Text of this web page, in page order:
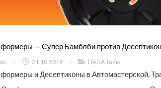
— Супер Бамблби против
/ 21.10.2019 / ПАПА Тайм
и Десептиконы в Автомастерской.